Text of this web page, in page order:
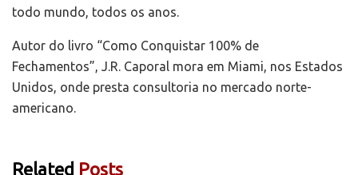
todo mundo, todos os anos.
Autor do livro “Como Conquistar 100% de
Fechamentos”, J.R. Caporal mora em Miami, nos Estados
Unidos, onde presta consultoria no mercado norte-
americano.
Related Posts